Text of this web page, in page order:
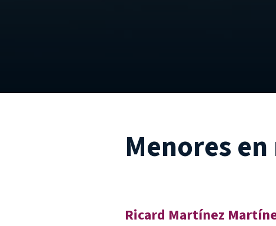
Menores
Ricard Martínez